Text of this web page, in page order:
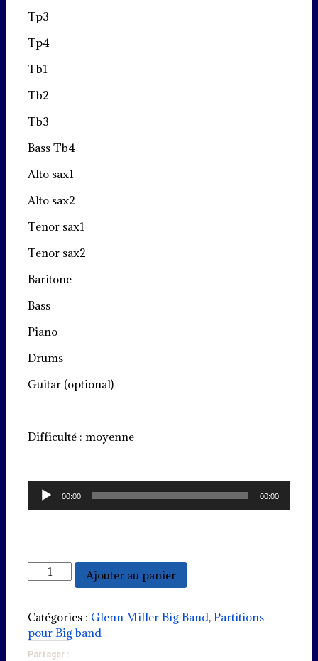
Tp3
Tp4
Tb1
Tb2
Tb3
Bass Tb4
Alto sax1
Alto sax2
Tenor sax1
Tenor sax2
Baritone
Bass
Piano
Drums
Guitar (optional)
Difficulté : moyenne
Lecteur
audio
00:00 00:00
quantité
de
string
of
pearls
Ajouter au panier
Catégories : Glenn Miller Big Band, Partitions
pour Big band
Partager :